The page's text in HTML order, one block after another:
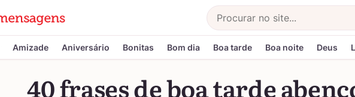
Buscar
Amizade Aniversário Bonitas Bom dia Boa tarde Boa noite Deus
40 frases de boa tarde